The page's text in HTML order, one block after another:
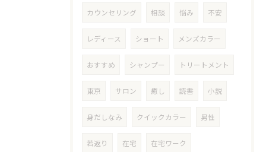
カウンセリング 相談 悩み 不安
レディース ショート メンズカラー
おすすめ シャンプー トリートメント
東京 サロン 癒し 読書 小説
身だしなみ クイックカラー 男性
若返り 在宅 在宅ワーク